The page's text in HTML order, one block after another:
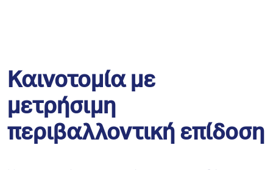
Καινοτομία με
μετρήσιμη
περιβαλλοντική επίδοση